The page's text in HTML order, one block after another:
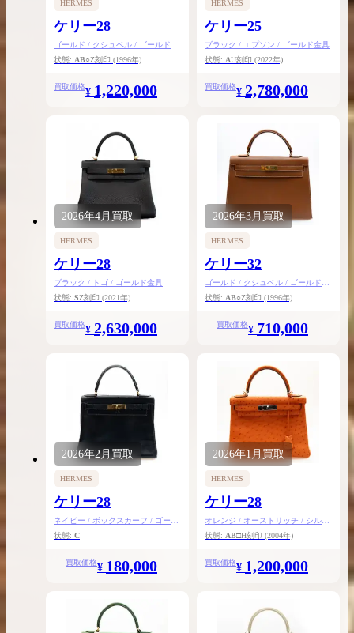
HERMES
ケリー28
ゴールド / クシュベル / ゴールド金
具
状態: AB○Z刻印 (1996年)
買取価格¥ 1,220,000
HERMES
ケリー25
ブラック / エプソン / ゴールド金具
状態: AU刻印 (2022年)
買取価格¥ 2,780,000
2026年4月買取
HERMES
ケリー28
ブラック / トゴ / ゴールド金具
状態: SZ刻印 (2021年)
買取価格¥ 2,630,000
2026年3月買取
HERMES
ケリー32
ゴールド / クシュベル / ゴールド金
具
状態: AB○Z刻印 (1996年)
買取価格¥ 710,000
2026年2月買取
HERMES
ケリー28
ネイビー / ボックスカーフ / ゴール
ド金具
状態: C
買取価格¥ 180,000
2026年1月買取
HERMES
ケリー28
オレンジ / オーストリッチ / シルバ
ー金具
状態: AB□H刻印 (2004年)
買取価格¥ 1,200,000